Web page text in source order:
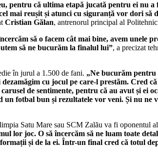
pentru că ultima etapă jucată pentru ei nu
mai reușit și atunci cu siguranță vor dori să
Cristian Gălan, antrenorul principal al
să o facem cât mai bine, avem unele
să ne bucurăm la finalul lui”, a precizat
în jurul a 1.500 de fani. „Ne bucurăm pentru
cu jocul pe care-l prestăm. Cred
de sentimente, pentru că au avut și ei
fotbal bun și rezultatele vor veni. Și nu ne
Satu Mare sau SCM Zalău va fi oponentul
joc. O să încercăm să ne luam toate
și de la ei. Într-un final cred că totul